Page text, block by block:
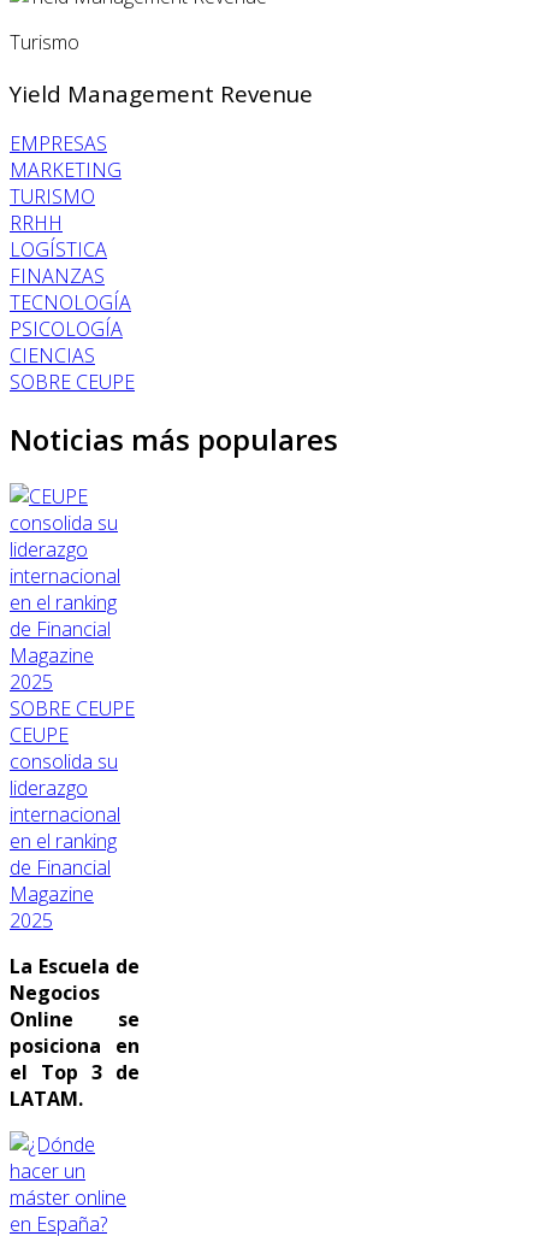
Turismo
Yield Management Revenue
EMPRESAS
MARKETING
TURISMO
RRHH
LOGÍSTICA
FINANZAS
TECNOLOGÍA
PSICOLOGÍA
CIENCIAS
SOBRE CEUPE
Noticias más populares
SOBRE CEUPE
CEUPE
consolida su
liderazgo
internacional
en el ranking
de Financial
Magazine
2025
La Escuela de
Negocios
Online se
posiciona en
el Top 3 de
LATAM.